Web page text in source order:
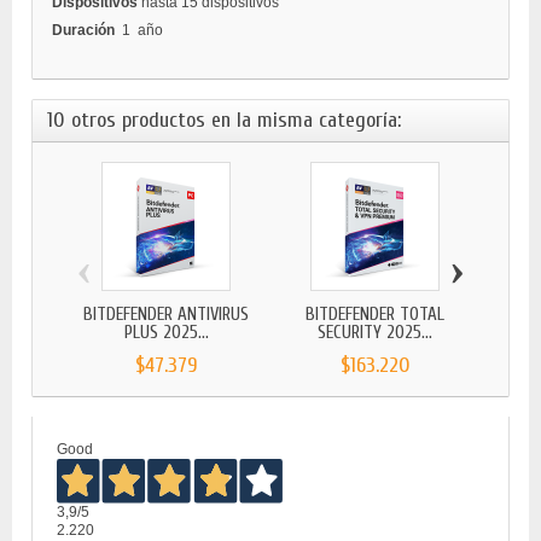
Duración 1 año
10 otros productos en la misma categoría:
BITDEFENDER ANTIVIRUS
PLUS 2025...
$47.379
BITDEFENDER TOTAL
SECURITY 2025...
$163.220
‹ ›
Good
3,9/5
2.220